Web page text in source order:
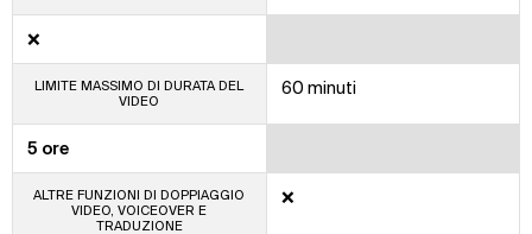
❌
LIMITE MASSIMO DI DURATA DEL
VIDEO
60 minuti
5 ore
ALTRE FUNZIONI DI DOPPIAGGIO
VIDEO, VOICEOVER E
TRADUZIONE
❌